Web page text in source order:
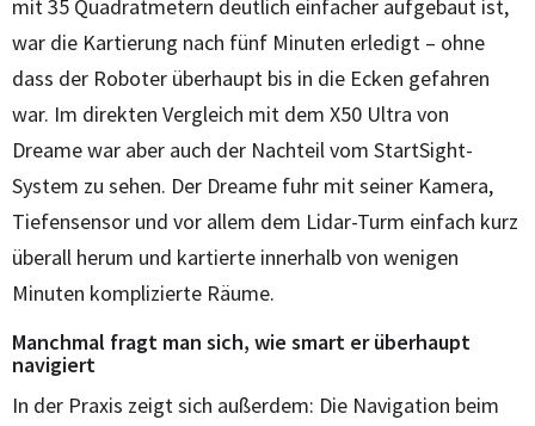
mit 35 Quadratmetern deutlich einfacher aufgebaut ist,
war die Kartierung nach fünf Minuten erledigt – ohne
dass der Roboter überhaupt bis in die Ecken gefahren
war. Im direkten Vergleich mit dem X50 Ultra von
Dreame war aber auch der Nachteil vom StartSight-
System zu sehen. Der Dreame fuhr mit seiner Kamera,
Tiefensensor und vor allem dem Lidar-Turm einfach kurz
überall herum und kartierte innerhalb von wenigen
Minuten komplizierte Räume.
Manchmal fragt man sich, wie smart er überhaupt
navigiert
In der Praxis zeigt sich außerdem: Die Navigation beim